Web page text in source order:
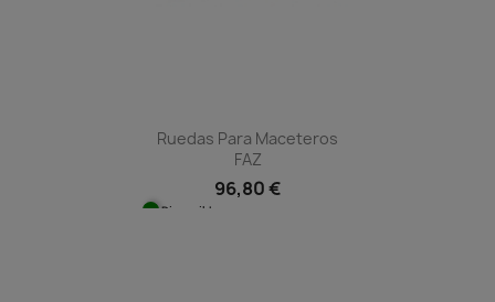
Ruedas Para Maceteros
FAZ
96,80 €
Disponible